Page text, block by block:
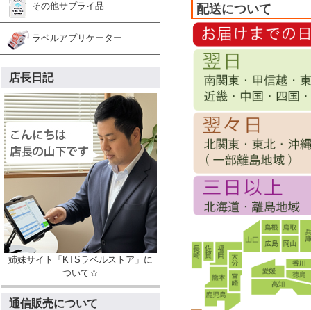
その他サプライ品
ラベルアプリケーター
店長日記
姉妹サイト「KTSラベルストア」に
ついて☆
通信販売について
配送について